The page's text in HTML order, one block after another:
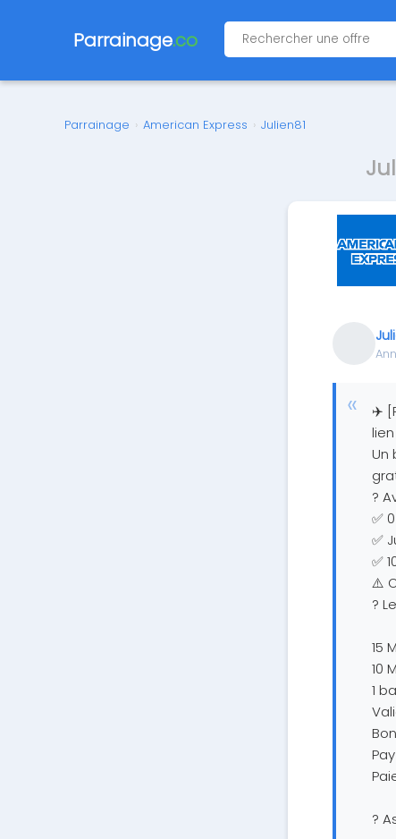
Parrainage.co
Parrainage › American Express › Julien81
✈️
Un
?
✅
✅
✅
⚠️
?
15
10
1
?️